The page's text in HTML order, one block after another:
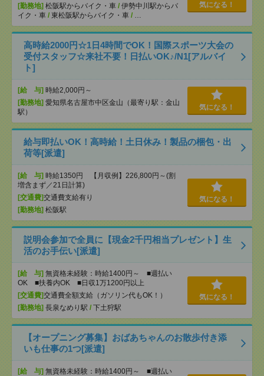
[勤務地] 松阪駅からバイク・車 / 伊勢中川駅からバ
イク・車 / 東松阪駅からバイク・車 / …
気になる！
高時給2000円☆1日4時間でOK！国際スポーツ大会の
受付スタッフ☆来社不要！日払いOK♪/N1[アルバイ
ト]
[給 与] 時給2,000円～
[勤務地] 愛知県名古屋市中区金山（最寄り駅：金山
駅）
気になる！
給与即払いOK！高時給！土日休み！製品の梱包・出
荷等[派遣]
[給 与] 時給1350円 【月収例】226,800円～(割
増含まず／21日計算)
[交通費]交通費支給有り
[勤務地] 松阪駅
気になる！
説明会参加で全員に【現金2千円相当プレゼント】生
活のお手伝い[派遣]
[給 与] 無資格未経験：時給1400円～ ■週払い
OK ■扶養内OK ■日収1万1200円以上
[交通費]交通費全額支給（ガソリン代もOK！）
[勤務地] 長泉なめり駅 / 下土狩駅
気になる！
【オープニング募集】おばあちゃんのお散歩付き添
いも仕事の1つ[派遣]
[給 与] 無資格未経験：時給1400円～ ■週払い